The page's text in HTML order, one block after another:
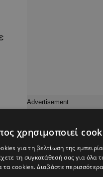
χρησιμοποιεί
για τη βελτίωση της
τη συγκατάθεσή σας για όλα
τα cookies.Διαβάστε περισσότερα